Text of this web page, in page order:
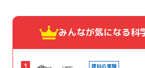
みんなが気になる科
1 理科の実験